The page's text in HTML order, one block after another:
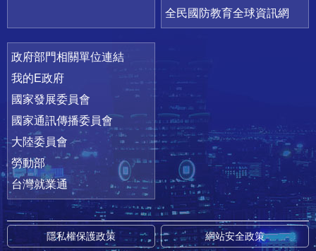
全民國防教育全球資訊網
政府部門相關單位連結
我的E政府
國家發展委員會
國家通訊傳播委員會
大陸委員會
勞動部
台灣就業通
隱私權保護政策 網站安全政策